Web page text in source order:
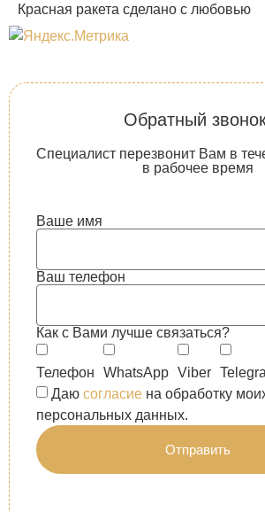
Красная ракета сделано с любовью
Обратный
Специалист перезвонит Вам в
в рабочее время
Ваше имя
Ваш телефон
Как с Вами лучше связаться?
Телефон WhatsApp Viber
Даю согласие на обработку
персональных данных.
Отправить